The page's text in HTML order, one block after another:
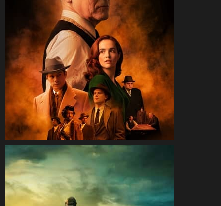
CineSam 16 septembre 2023